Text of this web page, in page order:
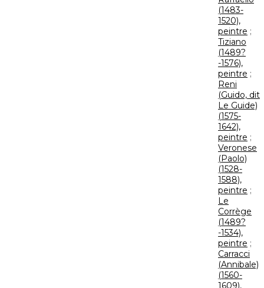
(1483-
1520),
peintre ;
Tiziano
(1489?
-1576),
peintre ;
Reni
(Guido, dit
Le Guide)
(1575-
1642),
peintre ;
Veronese
(Paolo)
(1528-
1588),
peintre ;
Le
Corrège
(1489?
-1534),
peintre ;
Carracci
(Annibale)
(1560-
1609),